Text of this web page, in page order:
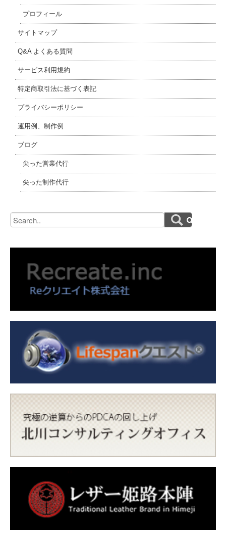
プロフィール
サイトマップ
Q&A よくある質問
サービス利用規約
特定商取引法に基づく表記
プライバシーポリシー
運用例、制作例
ブログ
尖った営業代行
尖った制作代行